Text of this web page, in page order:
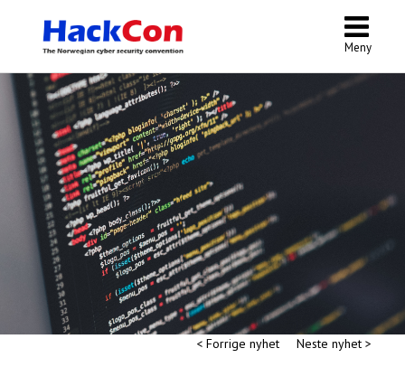
Meny
< Forrige nyhet Neste nyhet >